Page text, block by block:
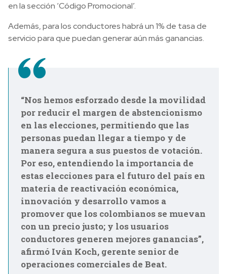
en la sección ‘Código Promocional’.
Además, para los conductores habrá un 1% de tasa de
servicio para que puedan generar aún más ganancias.
“Nos hemos esforzado desde la movilidad
por reducir el margen de abstencionismo
en las elecciones, permitiendo que las
personas puedan llegar a tiempo y de
manera segura a sus puestos de votación.
Por eso, entendiendo la importancia de
estas elecciones para el futuro del país en
materia de reactivación económica,
innovación y desarrollo vamos a
promover que los colombianos se muevan
con un precio justo; y los usuarios
conductores generen mejores ganancias”,
afirmó Iván Koch, gerente senior de
operaciones comerciales de Beat.